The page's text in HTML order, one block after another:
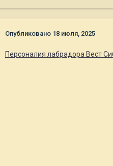
Опубликовано 18 июля, 2025
Персоналия лабрадора Вест